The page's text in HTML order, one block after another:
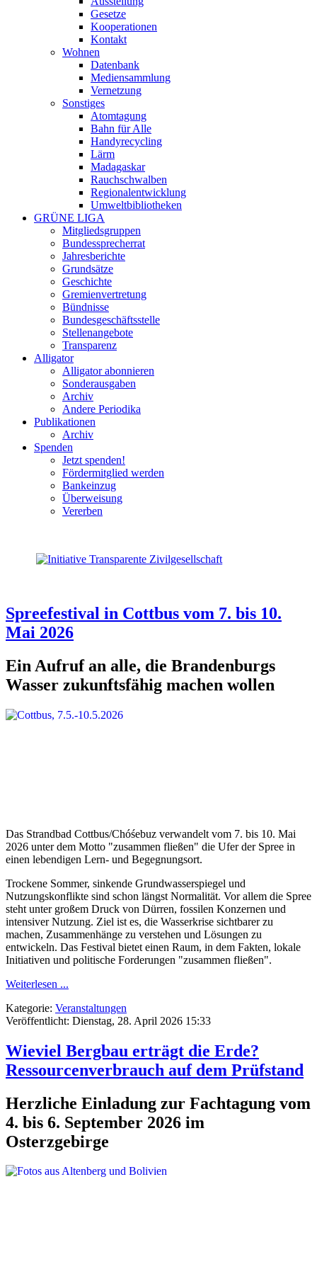
Gesetze
Kooperationen
Kontakt
Wohnen
Datenbank
Mediensammlung
Vernetzung
Sonstiges
Atomtagung
Bahn für Alle
Handyrecycling
Lärm
Madagaskar
Rauchschwalben
Regionalentwicklung
Umweltbibliotheken
GRÜNE LIGA
Mitgliedsgruppen
Bundessprecherrat
Jahresberichte
Grundsätze
Geschichte
Gremienvertretung
Bündnisse
Bundesgeschäftsstelle
Stellenangebote
Transparenz
Alligator
Alligator abonnieren
Sonderausgaben
Archiv
Andere Periodika
Publikationen
Archiv
Spenden
Jetzt spenden!
Fördermitglied werden
Bankeinzug
Überweisung
Vererben
Spreefestival in Cottbus vom 7. bis 10.
Mai 2026
Ein Aufruf an alle, die Brandenburgs
Wasser zukunftsfähig machen wollen
Das Strandbad Cottbus/Chóśebuz verwandelt vom 7. bis 10. Mai
2026 unter dem Motto "zusammen fließen" die Ufer der Spree in
einen lebendigen Lern- und Begegnungsort.
Trockene Sommer, sinkende Grundwasserspiegel und
Nutzungskonflikte sind schon längst Normalität. Vor allem die Spree
steht unter großem Druck von Dürren, fossilen Konzernen und
intensiver Nutzung. Ziel ist es, die Wasserkrise sichtbarer zu
machen, Zusammenhänge zu verstehen und Lösungen zu
entwickeln. Das Festival bietet einen Raum, in dem Fakten, lokale
Initiativen und politische Forderungen "zusammen fließen".
Weiterlesen ...
Kategorie: Veranstaltungen
Veröffentlicht: Dienstag, 28. April 2026 15:33
Wieviel Bergbau erträgt die Erde?
Ressourcenverbrauch auf dem Prüfstand
Herzliche Einladung zur Fachtagung vom
4. bis 6. September 2026 im
Osterzgebirge